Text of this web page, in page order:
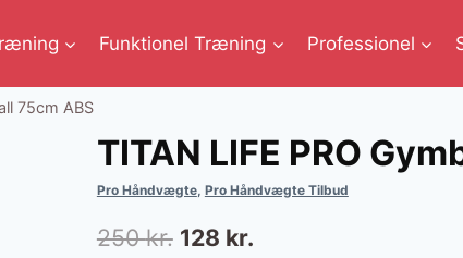
Funktionel Træning Professionel
75cm ABS
TITAN LIFE PRO
Pro Håndvægte, Pro Håndvægte Tilbud
250kr. Den
128 kr.Den